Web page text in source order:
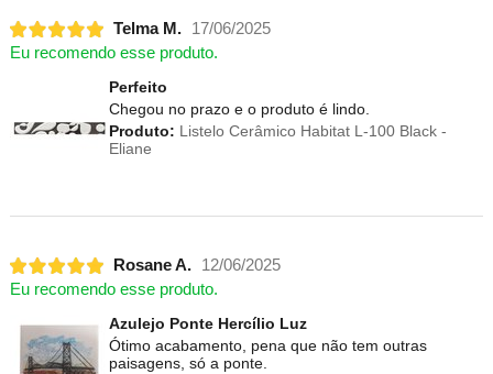
Telma M.
17/06/2025
Eu recomendo esse produto.
Perfeito
Chegou no prazo e o produto é lindo.
Produto: Listelo Cerâmico Habitat L-100 Black -
Eliane
Rosane A.
12/06/2025
Eu recomendo esse produto.
Azulejo Ponte Hercílio Luz
Ótimo acabamento, pena que não tem outras
paisagens, só a ponte.